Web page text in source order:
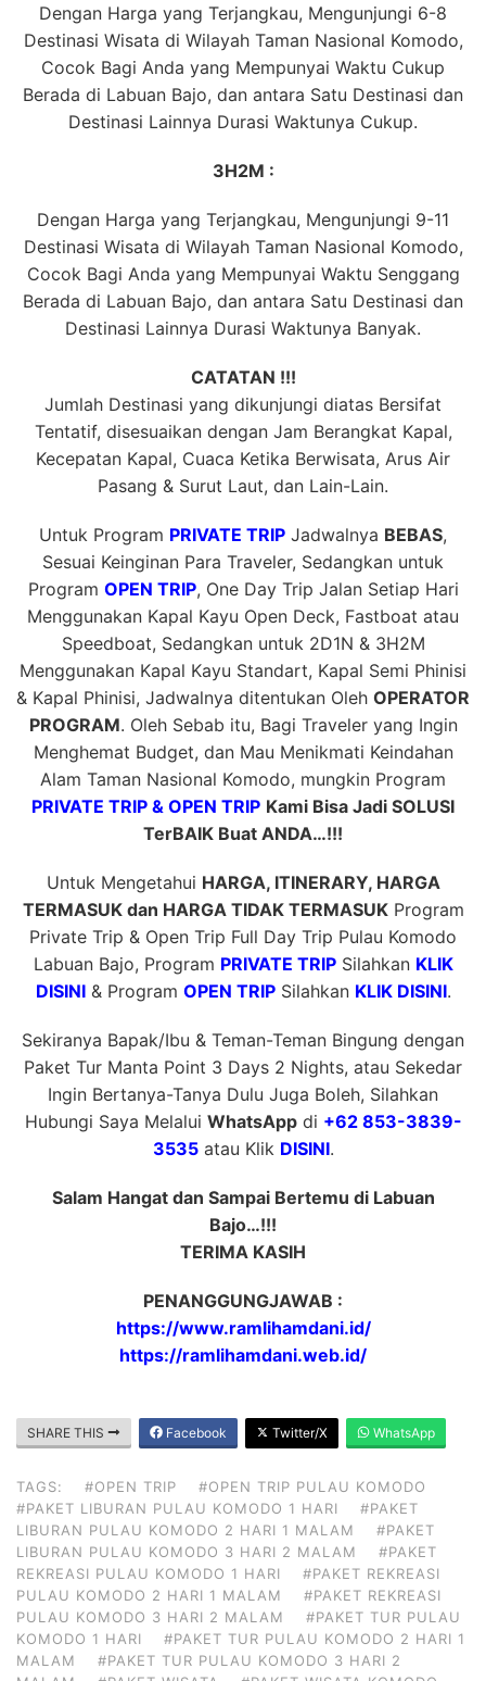
Dengan Harga yang Terjangkau, Mengunjungi 6-8
Destinasi Wisata di Wilayah Taman Nasional Komodo,
Cocok Bagi Anda yang Mempunyai Waktu Cukup
Berada di Labuan Bajo, dan antara Satu Destinasi dan
Destinasi Lainnya Durasi Waktunya Cukup.
3H2M :
Dengan Harga yang Terjangkau, Mengunjungi 9-11
Destinasi Wisata di Wilayah Taman Nasional Komodo,
Cocok Bagi Anda yang Mempunyai Waktu Senggang
Berada di Labuan Bajo, dan antara Satu Destinasi dan
Destinasi Lainnya Durasi Waktunya Banyak.
CATATAN !!!
Jumlah Destinasi yang dikunjungi diatas Bersifat
Tentatif, disesuaikan dengan Jam Berangkat Kapal,
Kecepatan Kapal, Cuaca Ketika Berwisata, Arus Air
Pasang & Surut Laut, dan Lain-Lain.
Untuk Program PRIVATE TRIP Jadwalnya BEBAS,
Sesuai Keinginan Para Traveler, Sedangkan untuk
Program OPEN TRIP, One Day Trip Jalan Setiap Hari
Menggunakan Kapal Kayu Open Deck, Fastboat atau
Speedboat, Sedangkan untuk 2D1N & 3H2M
Menggunakan Kapal Kayu Standart, Kapal Semi Phinisi
& Kapal Phinisi, Jadwalnya ditentukan Oleh OPERATOR
PROGRAM. Oleh Sebab itu, Bagi Traveler yang Ingin
Menghemat Budget, dan Mau Menikmati Keindahan
Alam Taman Nasional Komodo, mungkin Program
PRIVATE TRIP & OPEN TRIP Kami Bisa Jadi SOLUSI
TerBAIK Buat ANDA…!!!
Untuk Mengetahui HARGA, ITINERARY, HARGA
TERMASUK dan HARGA TIDAK TERMASUKProgram
Private Trip & Open Trip Full Day Trip Pulau Komodo
Labuan Bajo, Program PRIVATE TRIPSilahkan KLIK
DISINI& Program OPEN TRIPSilahkan KLIK DISINI.
Sekiranya Bapak/Ibu & Teman-Teman Bingung dengan
Paket Tur Manta Point 3 Days 2 Nights, atau Sekedar
Ingin Bertanya-Tanya Dulu Juga Boleh, Silahkan
Hubungi Saya Melalui WhatsAppdi +62 853-3839-
3535atau Klik DISINI.
Salam Hangat dan Sampai Bertemu di Labuan
Bajo…!!!
TERIMA KASIH
PENANGGUNGJAWAB :
https://www.ramlihamdani.id/
https://ramlihamdani.web.id/
SHARE THIS Facebook Twitter/X WhatsApp
TAGS: #OPEN TRIP
#OPEN TRIP PULAU KOMODO
#PAKET LIBURAN PULAU KOMODO 1 HARI
#PAKET
LIBURAN PULAU KOMODO 2 HARI 1 MALAM
#PAKET
LIBURAN PULAU KOMODO 3 HARI 2 MALAM
#PAKET
REKREASI PULAU KOMODO 1 HARI
#PAKET REKREASI
PULAU KOMODO 2 HARI 1 MALAM
#PAKET REKREASI
PULAU KOMODO 3 HARI 2 MALAM
#PAKET TUR PULAU
KOMODO 1 HARI
#PAKET TUR PULAU KOMODO 2 HARI 1
MALAM
#PAKET TUR PULAU KOMODO 3 HARI 2